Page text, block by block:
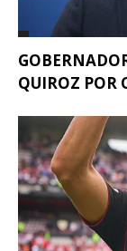
QUIROZ POR